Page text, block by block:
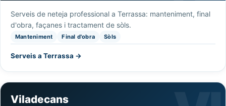
Serveis de neteja professional a Terrassa: manteniment, final
d'obra, façanes i tractament de sòls.
Manteniment Final d'obra Sòls
Serveis a Terrassa →
Viladecans